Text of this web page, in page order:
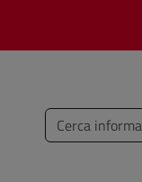
Inserisci i